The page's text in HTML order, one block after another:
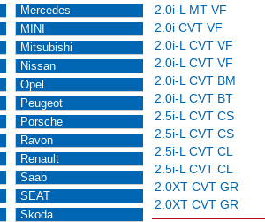
Mercedes
MINI
Mitsubishi
Nissan
Opel
Peugeot
Porsche
Ravon
Renault
Saab
SEAT
Skoda
2.0i-L MT VF
2.0i CVT VF
2.0i-L CVT VF
2.0i-L CVT VF
2.0i-L CVT BM
2.0i-L CVT BT
2.5i-L CVT CS
2.5i-L CVT CS
2.5i-L CVT CL
2.5i-L CVT CL
2.0XT CVT GR
2.0XT CVT GR